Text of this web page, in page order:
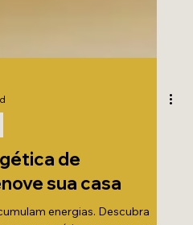
de
sua casa